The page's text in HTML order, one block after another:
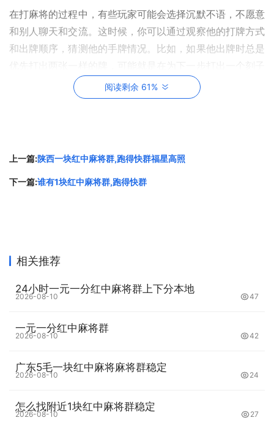
在打麻将的过程中，有些玩家可能会选择沉默不语，不愿意
和别人聊天和交流。这时候，你可以通过观察他的打牌方式
和出牌顺序，猜测他的手牌情况。比如，如果他出牌时总是
做铺垫。除了观察打牌方式，你还可以通过计算剩余未出的
牌数来猜测对手的手牌情况。
暗杠和明杠都是麻将中非常重要的策略，但适合的情况略有
不同。暗杠适用于手中已有三张相同的牌，这时可以选择暗
的胡牌范围，并让对手的手牌更加不稳定。
第四、主动出牌稳住局面
在麻将游戏中，局面的变化是非常快速的，一张牌的选择错
漏，就可能扭转整个局面。因此，在打牌的时候，需要时刻
住局面，比如选择一张比较平稳的牌打出，避免打出一张打
通，互相协调和配合，达成共同的目标。
阅读剩余 61%
上一篇:陕西一块红中麻将群,跑得快群福星高照
下一篇:谁有1块红中麻将群,跑得快群
相关推荐
24小时一元一分红中麻将群上下分本地
2026-08-10 47
一元一分红中麻将群
2026-08-10 42
广东5毛一块红中麻将麻将群稳定
2026-08-10 24
怎么找附近1块红中麻将群稳定
2026-08-10 27